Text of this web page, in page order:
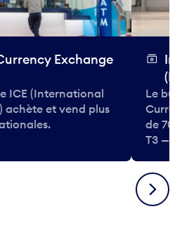
Exchange
ICE (International
achète et vend plus
Le
de 70
T3 —
Suivant